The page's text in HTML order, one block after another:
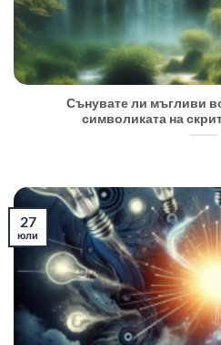
Сънувате ли мъгливи
символиката на
27
юли